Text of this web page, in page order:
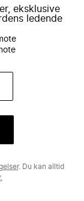
eksklusive
ledende
. Du kan alltid